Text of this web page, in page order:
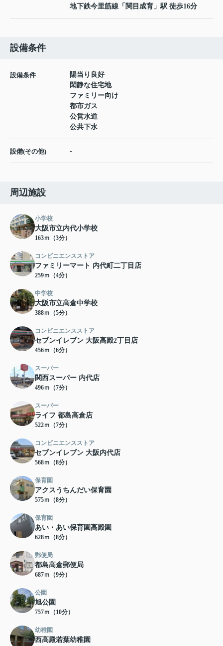
地下鉄今里筋線 「 関目成育 」駅 徒歩16分
設備条件
設備条件
陽当り良好
閑静な住宅地
ファミリー向け
都市ガス
公営水道
公共下水
設備(その他) -
周辺施設
小学校
大阪市立内代小学校
163ｍ（3分）
コンビニエンスストア
ファミリーマート 内代町二丁目店
259ｍ（4分）
中学校
大阪市立高倉中学校
388ｍ（5分）
コンビニエンスストア
セブンイレブン 大阪高殿2丁目店
456ｍ（6分）
スーパー
関西スーパー 内代店
496ｍ（7分）
スーパー
ライフ 都島高倉店
522ｍ（7分）
コンビニエンスストア
セブンイレブン 大阪内代店
568ｍ（8分）
保育園
アクスうちんだい保育園
575ｍ（8分）
保育園
あい・あい保育園高殿園
628ｍ（8分）
郵便局
都島高倉郵便局
687ｍ（9分）
公園
旭公園
757ｍ（10分）
幼稚園
西高殿若葉幼稚園